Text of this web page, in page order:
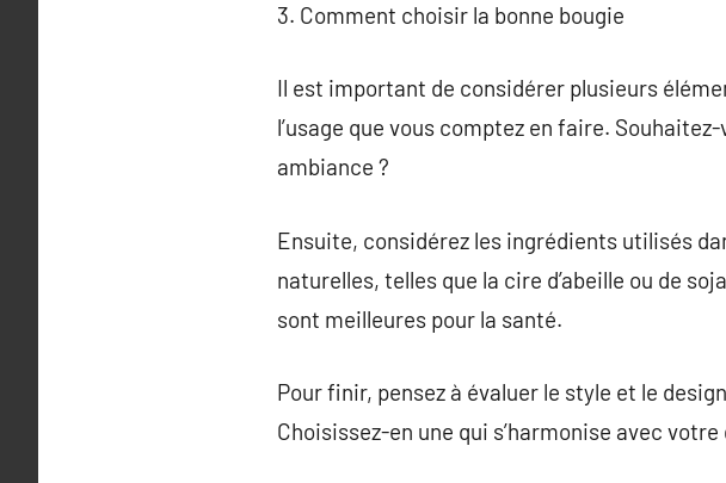
3. Comment choisir la bonne bougie
Il est important de considérer plusieurs
l’usage que vous comptez en faire.
ambiance ?
Ensuite, considérez les ingrédients utilisés
naturelles, telles que la cire d’abeille ou de
sont meilleures pour la santé.
Pour finir, pensez à évaluer le style et le
Choisissez-en une qui s’harmonise avec